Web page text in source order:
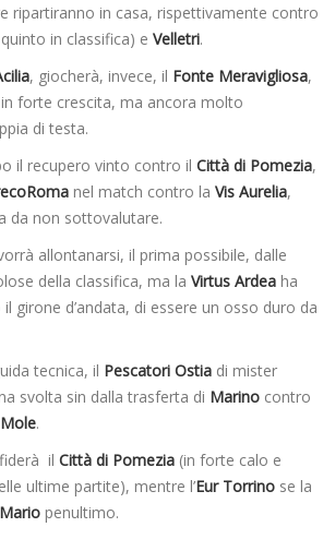
ripartiranno in casa, rispettivamente contro
in classifica) e Velletri.
, giocherà, invece, il Fonte Meravigliosa,
forte crescita, ma ancora molto
di testa.
il recupero vinto contro il Città di Pomezia,
nel match contro la Vis Aurelia,
da non sottovalutare.
allontanarsi, il prima possibile, dalle
della classifica, ma la Virtus Ardea ha
girone d’andata, di essere un osso duro da
tecnica, il Pescatori Ostia di mister
svolta sin dalla trasferta di Marino contro
.
il Città di Pomezia (in forte calo e
ultime partite), mentre l’Eur Torrino se la
penultimo.